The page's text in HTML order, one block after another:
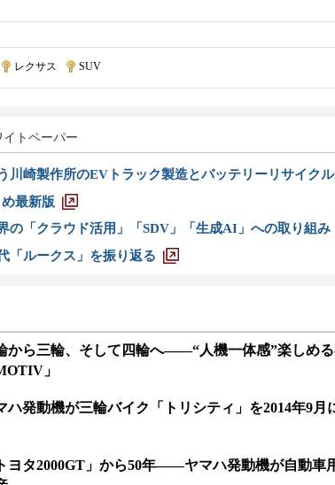
レクサス SUV
トペーパー
川崎製作所のEVトラック製造とバッテリーリサイク
最新版
の「クラウド活用」「SDV」「生成AI」への取り組み
「ルークス」を振り返る
から三輪、そして四輪へ――“人機一体感”楽しめ
」
ハ発動機が三輪バイク「トリシティ」を2014年9月
ヨタ2000GT」から50年――ヤマハ発動機が自動車